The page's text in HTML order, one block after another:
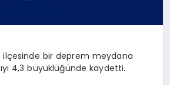
ilçesinde bir deprem meydana
4,3 büyüklüğünde kaydetti.